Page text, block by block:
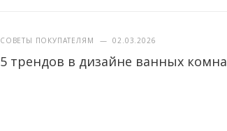
СОВЕТЫ ПОКУПАТЕЛЯМ — 02.03.2026
5 трендов в дизайне ванных